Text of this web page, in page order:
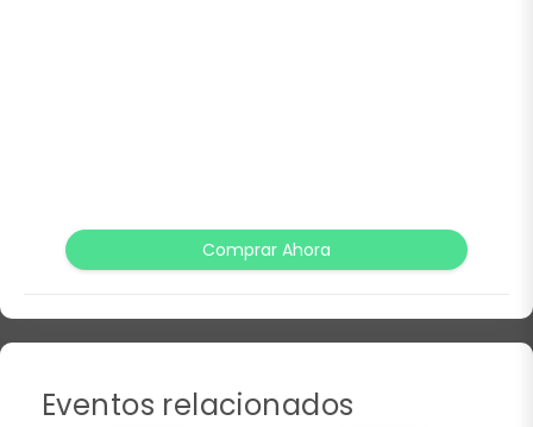
Comprar Ahora
Eventos relacionados